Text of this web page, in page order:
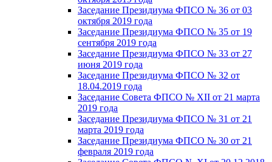
Заседание Президиума ФПСО № 36 от 03
октября 2019 года
Заседание Президиума ФПСО № 35 от 19
сентября 2019 года
Заседание Президиума ФПСО № 33 от 27
июня 2019 года
Заседание Президиума ФПСО № 32 от
18.04.2019 года
Заседание Совета ФПСО № XII от 21 марта
2019 года
Заседание Президиума ФПСО № 31 от 21
марта 2019 года
Заседание Президиума ФПСО № 30 от 21
февраля 2019 года